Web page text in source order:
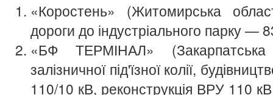
«Коростень» (Житомирська
дороги до індустріального парку —
«БФ ТЕРМІНАЛ»
залізничної під'їзної колії,
110/10 кВ, реконструкція ВРУ 110